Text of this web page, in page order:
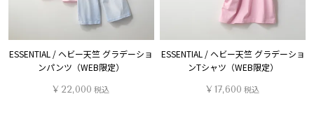
ESSENTIAL / ヘビー天竺 グラデーショ
ンパンツ（WEB限定）
¥ 22,000 税込
ESSENTIAL / ヘビー天竺 グラデーショ
ンTシャツ（WEB限定）
¥17,600 税込